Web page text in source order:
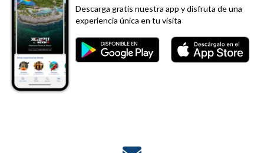
Descarga gratis nuestra app y disfruta de una
experiencia única en tu visita